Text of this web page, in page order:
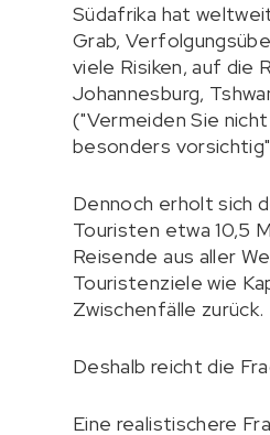
Südafrika hat
Grab,
viele Risiken, auf die
Johannesburg,
("Vermeiden Sie
besonders
Dennoch erholt sich
Touristen etwa 10,5
Reisende aus aller
Touristenziele wie
Zwischenfälle zurück.
Deshalb reicht die
Eine realistischere